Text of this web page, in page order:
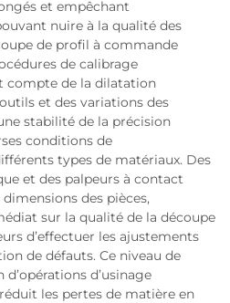
et empêchant
nuire à la qualité des
de profil à commande
de calibrage
compte de la dilatation
et des variations des
stabilité de la précision
conditions de
types de matériaux. Des
et des palpeurs à contact
des pièces,
sur la qualité de la découpe
d’effectuer les ajustements
de défauts. Ce niveau de
d’usinage
les pertes de matière en